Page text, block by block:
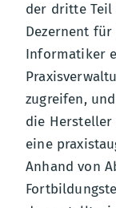
der dritte Teil
Dezernent
Informatiker
zugreifen,
die Hersteller
eine
Anhand von